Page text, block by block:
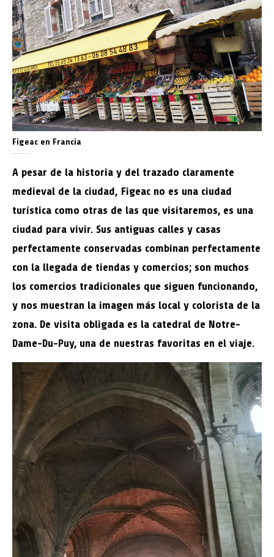
Figeac en Francia
A pesar de la historia y del trazado claramente
medieval de la ciudad, Figeac no es una ciudad
turística como otras de las que visitaremos, es una
ciudad para vivir. Sus antiguas calles y casas
perfectamente conservadas combinan perfectamente
con la llegada de tiendas y comercios; son muchos
los comercios tradicionales que siguen funcionando,
y nos muestran la imagen más local y colorista de la
zona. De visita obligada es la catedral de Notre-
Dame-Du-Puy, una de nuestras favoritas en el viaje.